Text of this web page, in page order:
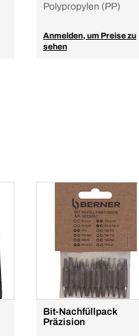
Polypropylen (PP)
Anmelden, um Preise zu
sehen
Bit-Nachfüllpack
Präzision